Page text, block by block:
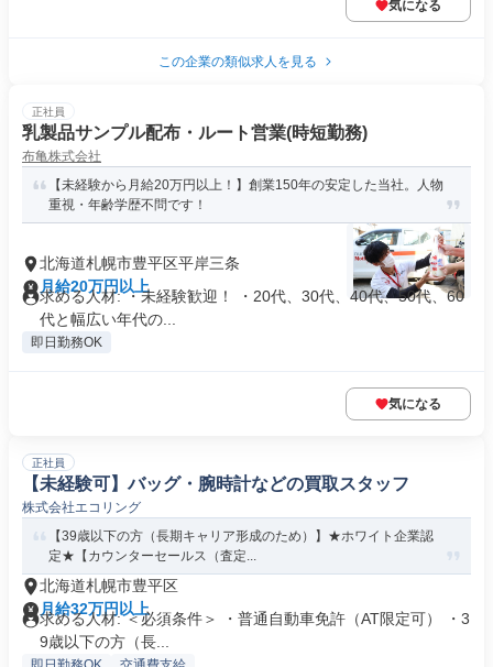
気になる
この企業の類似求人を見る
正社員
乳製品サンプル配布・ルート営業(時短勤務)
布亀株式会社
【未経験から月給20万円以上！】創業150年の安定した当社。人物
重視・年齢学歴不問です！
北海道札幌市豊平区平岸三条
月給20万円以上
求める人材: ・未経験歓迎！ ・20代、30代、40代、50代、60
代と幅広い年代の...
即日勤務OK
気になる
正社員
【未経験可】バッグ・腕時計などの買取スタッフ
株式会社エコリング
【39歳以下の方（長期キャリア形成のため）】★ホワイト企業認
定★【カウンターセールス（査定...
北海道札幌市豊平区
月給32万円以上
求める人材: ＜必須条件＞ ・普通自動車免許（AT限定可） ・3
9歳以下の方（長...